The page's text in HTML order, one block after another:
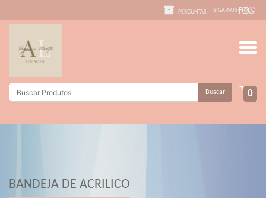
PERGUNTAS SIGA-NOS
Buscar 0
BANDEJA DE ACRILICO